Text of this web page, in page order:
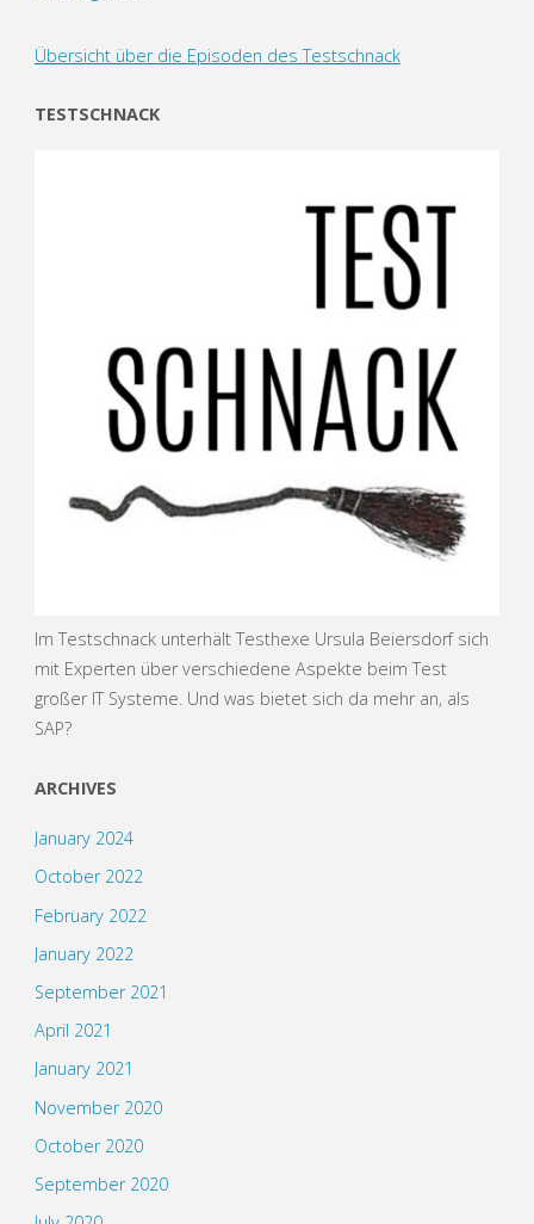
Übersicht über die Episoden des Testschnack
TESTSCHNACK
Im Testschnack unterhält Testhexe Ursula Beiersdorf sich
mit Experten über verschiedene Aspekte beim Test
großer IT Systeme. Und was bietet sich da mehr an, als
SAP?
ARCHIVES
January 2024
October 2022
February 2022
January 2022
September 2021
April 2021
January 2021
November 2020
October 2020
September 2020